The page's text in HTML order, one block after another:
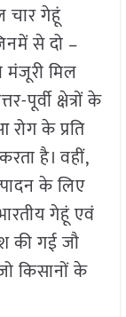
चार गेहूं
से दो –
मंजूरी मिल
पूर्वी क्षेत्रों के
के प्रति
है। वहीं,
के लिए
गेहूं एवं
की गई जौ
किसानों के